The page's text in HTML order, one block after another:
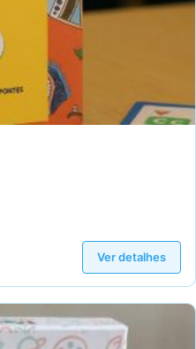
Ver detalhes